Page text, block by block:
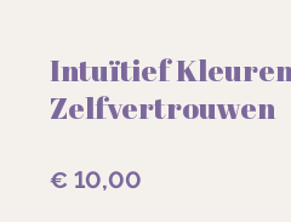
Intuïtief
Zelfvertrouwen
€ 10,00